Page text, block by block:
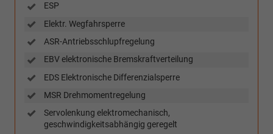
ESP
Elektr. Wegfahrsperre
ASR-Antriebsschlupfregelung
EBV elektronische Bremskraftverteilung
EDS Elektronische Differenzialsperre
MSR Drehmomentregelung
Servolenkung elektromechanisch,
geschwindigkeitsabhängig geregelt